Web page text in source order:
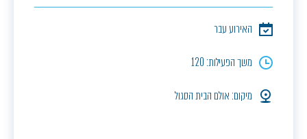
האירוע עבר
משך הפעילות: 120
מיקום: אולם הבית הסגול